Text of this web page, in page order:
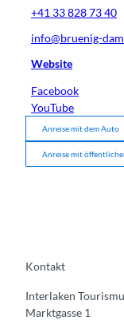
+41 33 828 73 40
info@bruenig-
Website
Facebook
YouTube
Anreise mit dem Auto
Anreise mit
Kontakt
Interlaken
Marktgasse 1